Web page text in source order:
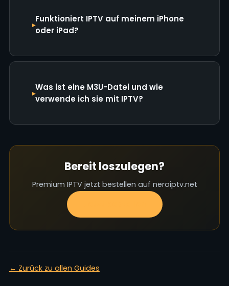
Funktioniert IPTV auf meinem iPhone
oder iPad?
Was ist eine M3U-Datei und wie
verwende ich sie mit IPTV?
Bereit loszulegen?
Premium IPTV jetzt bestellen auf neroiptv.net
← Zurück zu allen Guides